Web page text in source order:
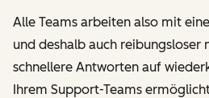
Alle Teams arbeiten also mit
und deshalb auch reibungsloser
schnellere Antworten auf
Ihrem Support-Teams